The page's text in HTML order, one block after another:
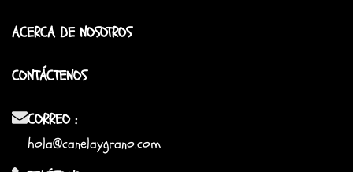
ACERCA DE NOSOTROS
CONTÁCTENOS
CORREO :
hola@canelaygrano.com